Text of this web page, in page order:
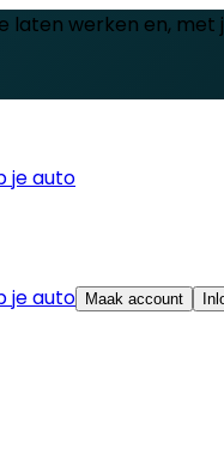
laten werken en,
je auto
je auto Maak account